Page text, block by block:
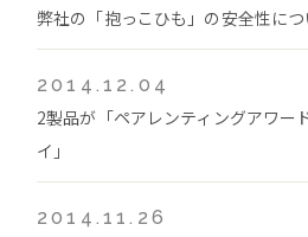
弊社の「抱っこひも」の安全性につ
2014.12.04
2製品が「ペアレンティングアワー
イ」
2014.11.26